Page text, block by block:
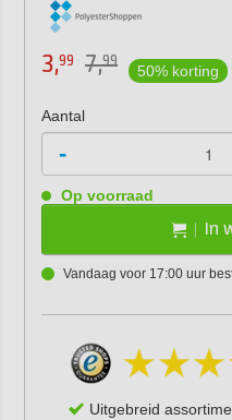
3,99 7,99
50% korting
Aantal
-
Op voorraad
In
Vandaag voor 17:00 uur
Uitgebreid